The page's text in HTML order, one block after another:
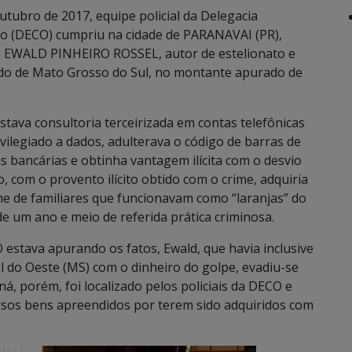
de 2017, equipe policial da Delegacia
cumpriu na cidade de PARANAVAI (PR),
PINHEIRO ROSSEL, autor de estelionato e
de Mato Grosso do Sul, no montante apurado de
consultoria terceirizada em contas telefônicas
a dados, adulterava o código de barras de
e obtinha vantagem ilícita com o desvio
com o provento ilícito obtido com o crime, adquiria
de familiares que funcionavam como “laranjas” do
um ano e meio de referida prática criminosa.
apurando os fatos, Ewald, que havia inclusive
Oeste (MS) com o dinheiro do golpe, evadiu-se
porém, foi localizado pelos policiais da DECO e
bens apreendidos por terem sido adquiridos com